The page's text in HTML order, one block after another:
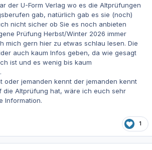
der U-Form Verlag wo es die Altprüfungen
gab, natürlich gab es sie (noch)
nicht sicher ob Sie es noch anbieten
Prüfung Herbst/Winter 2026 immer
mich gern hier zu etwas schlau lesen. Die
auch kaum Infos geben, da wie gesagt
ist und es wenig bis kaum
oder jemanden kennt der jemanden kennt
die Altprüfung hat, wäre ich euch sehr
Information.
1